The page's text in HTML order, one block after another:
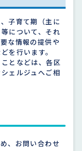
子育て期（主に
について、それ
な情報の提供や
を行います。
となどは、各区
ェルジュへご相
、お問い合わせ